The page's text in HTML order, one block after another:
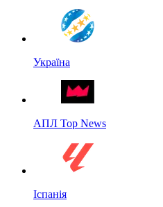
Україна
АПЛ Top News
Іспанія